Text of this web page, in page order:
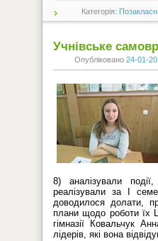
Категорія:
Учнівське
Опубліковано 24-01-
8) аналізували
реалізували за І
доводилося долати,
плани щодо роботи їх
гімназії Ковальчук
лідерів, які вона